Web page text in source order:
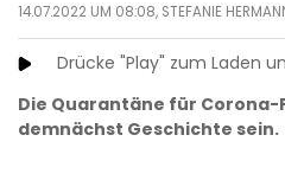
14.07.2022 UM 08:08, STEFANIE
Drücke "Play" zum Laden
Die Quarantäne für
demnächst Geschichte sein.